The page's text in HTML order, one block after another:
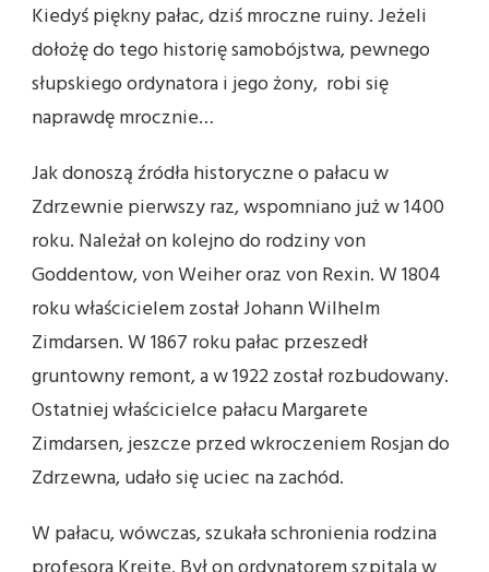
Kiedyś piękny pałac, dziś mroczne ruiny. Jeżeli
dołożę do tego historię samobójstwa, pewnego
słupskiego ordynatora i jego żony, robi się
naprawdę mrocznie…
Jak donoszą źródła historyczne o pałacu w
Zdrzewnie pierwszy raz, wspomniano już w 1400
roku. Należał on kolejno do rodziny von
Goddentow, von Weiher oraz von Rexin. W 1804
roku właścicielem został Johann Wilhelm
Zimdarsen. W 1867 roku pałac przeszedł
gruntowny remont, a w 1922 został rozbudowany.
Ostatniej właścicielce pałacu Margarete
Zimdarsen, jeszcze przed wkroczeniem Rosjan do
Zdrzewna, udało się uciec na zachód.
W pałacu, wówczas, szukała schronienia rodzina